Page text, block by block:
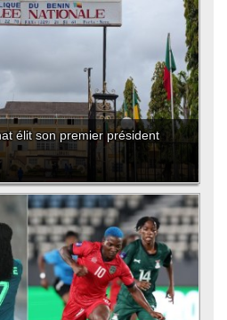
élit son premier président